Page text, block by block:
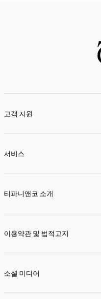
고객 지원
서비스
티파니앤코 소개
이용약관 및 법적고지
소셜 미디어